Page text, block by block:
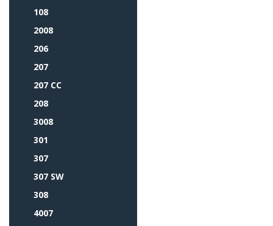
108
2008
206
207
207 CC
208
3008
301
307
307 SW
308
4007